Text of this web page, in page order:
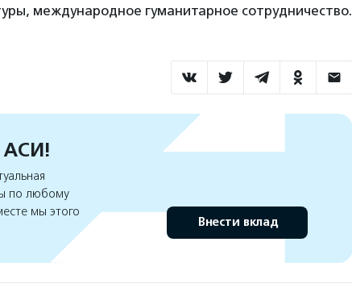
международное гуманитарное сотрудничество.
АСИ!
по любому
мы этого
Внести вклад